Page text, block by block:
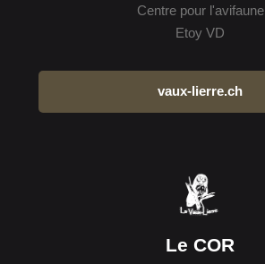
Centre pour l'avifaune
Etoy VD
vaux-lierre.ch
Le COR